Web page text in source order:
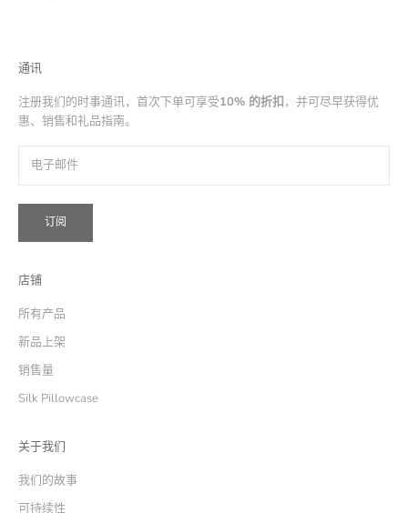
通讯
注册我们的时事通讯，首次下单可享受10% 的折扣，并可尽早获得优
惠、销售和礼品指南。
订阅
店铺
所有产品
新品上架
销售量
Silk Pillowcase
关于我们
我们的故事
可持续性